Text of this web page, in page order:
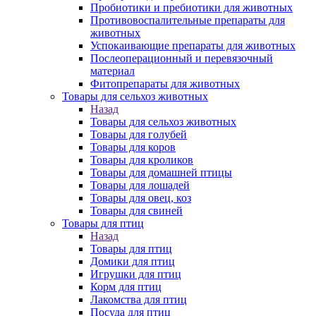
Пробиотики и пребиотики для животных
Противовоспалительные препараты для
животных
Успокаивающие препараты для животных
Послеоперационный и перевязочный
материал
Фитопрепараты для животных
Товары для сельхоз животных
Назад
Товары для сельхоз животных
Товары для голубей
Товары для коров
Товары для кроликов
Товары для домашней птицы
Товары для лошадей
Товары для овец, коз
Товары для свиней
Товары для птиц
Назад
Товары для птиц
Домики для птиц
Игрушки для птиц
Корм для птиц
Лакомства для птиц
Посуда для птиц